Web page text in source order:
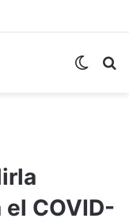
COVID-